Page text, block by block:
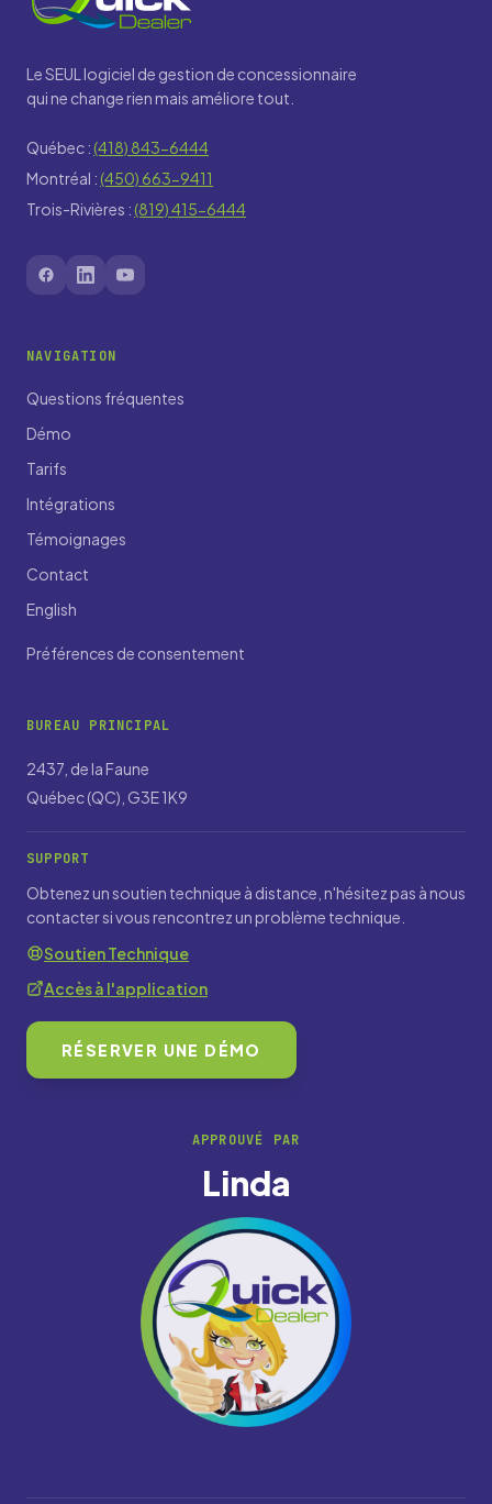
Le SEUL logiciel de gestion de concessionnaire
qui ne change rien mais améliore tout.
Québec : (418) 843-6444
Montréal : (450) 663-9411
Trois-Rivières : (819) 415-6444
NAVIGATION
Questions fréquentes
Démo
Tarifs
Intégrations
Témoignages
Contact
English
Préférences de consentement
BUREAU PRINCIPAL
2437, de la Faune
Québec (QC), G3E 1K9
SUPPORT
Obtenez un soutien technique à distance, n'hésitez pas à nous
contacter si vous rencontrez un problème technique.
Soutien Technique
Accès à l'application
RÉSERVER UNE DÉMO
APPROUVÉ PAR
Linda